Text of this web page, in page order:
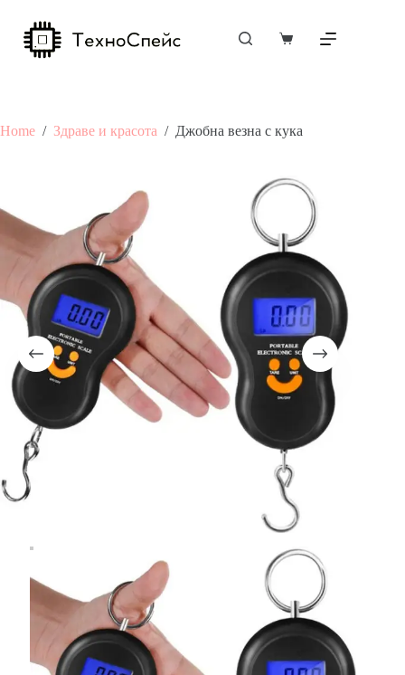
content
Shopping
Home / Здраве и красота / Джобна везна с кука